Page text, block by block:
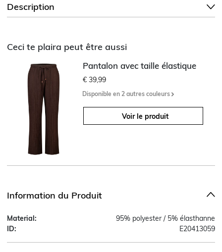
Description
Ceci te plaira peut être aussi
Pantalon avec taille élastique
€ 39,99
Disponible en 2 autres couleurs
Voir le produit
Information du Produit
Material:
95% polyester / 5% élasthanne
ID:
E20413059